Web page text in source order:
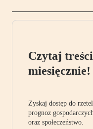
Czytaj
miesięcznie!
Zyskaj dostęp do
prognoz
oraz społeczeństwo.